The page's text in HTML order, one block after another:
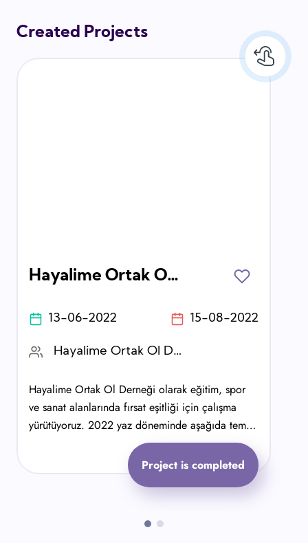
Created Projects
Hayalime Ortak Ol Derneği Yaz Dönemi Gönüllü Stajyerini Arıyor
13-06-2022 15-08-2022
Hayalime Ortak Ol Derneği
Hayalime Ortak Ol Derneği olarak eğitim, spor
ve sanat alanlarında fırsat eşitliği için çalışma
yürütüyoruz. 2022 yaz döneminde aşağıda temel
başlıklarıyla belirtilen çalışma alanlarında etkin
olabilecek bir stajyer arayışındayız.Project is completed